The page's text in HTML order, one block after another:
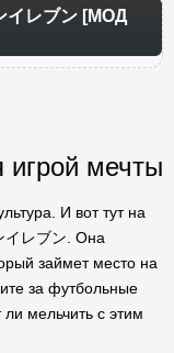
イレブン [МОД
игрой мечты
И вот тут на
イレブン. Она
займет мeсто на
за футбольные
ли мельчить с этим